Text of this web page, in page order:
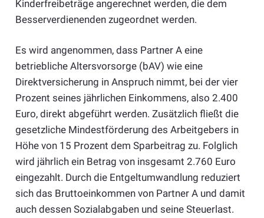
Kinderfreibeträge angerechnet werden, die dem
Besserverdienenden zugeordnet werden.
Es wird angenommen, dass Partner A eine
betriebliche Altersvorsorge (bAV) wie eine
Direktversicherung in Anspruch nimmt, bei der vier
Prozent seines jährlichen Einkommens, also 2.400
Euro, direkt abgeführt werden. Zusätzlich fließt die
gesetzliche Mindestförderung des Arbeitgebers in
Höhe von 15 Prozent dem Sparbeitrag zu. Folglich
wird jährlich ein Betrag von insgesamt 2.760 Euro
eingezahlt. Durch die Entgeltumwandlung reduziert
sich das Bruttoeinkommen von Partner A und damit
auch dessen Sozialabgaben und seine Steuerlast.